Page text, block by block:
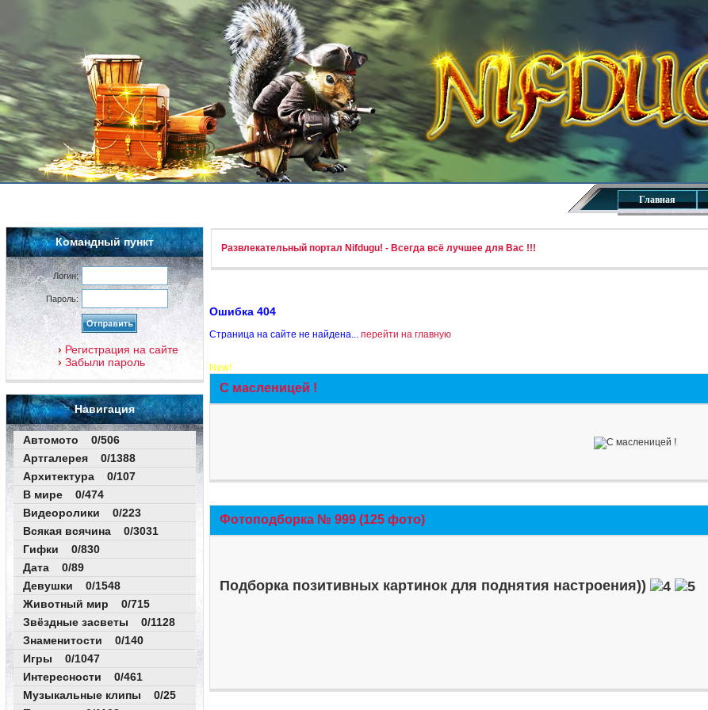
Главная
Командный пункт
Логин:
Пароль:
Регистрация на сайте
Забыли пароль
Навигация
Автомото 0/506
Артгалерея 0/1388
Архитектура 0/107
В мире 0/474
Видеоролики 0/223
Всякая всячина 0/3031
Гифки 0/830
Дата 0/89
Девушки 0/1548
Животный мир 0/715
Звёздные засветы 0/1128
Знаменитости 0/140
Игры 0/1047
Интересности 0/461
Музыкальные клипы 0/25
Развлекательный портал Nifdugu! - Всегда всё лучшее для Вас !!!
Ошибка 404
Страница на сайте не найдена... перейти на главную
New!
С масленицей !
Фотоподборка № 999 (125 фото)
Подборка позитивных картинок для поднятия настроения))